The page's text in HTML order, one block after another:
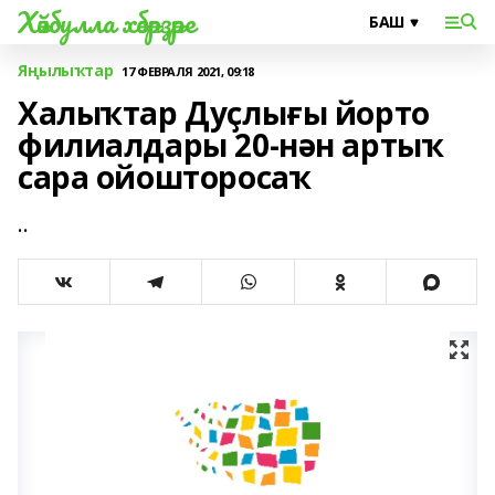
Хәйбулла хәбәрҙәре
Яңылыҡтар 17 ФЕВРАЛЯ 2021, 09:18
Халыҡтар Дуҫлығы йорто
филиалдары 20-нән артыҡ
сара ойошторосаҡ
..